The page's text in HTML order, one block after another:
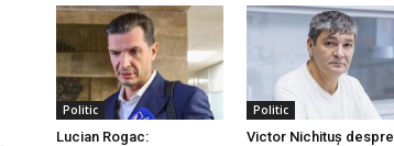
Politic
Lucian Rogac:
Politic
Victor Nichituș despre